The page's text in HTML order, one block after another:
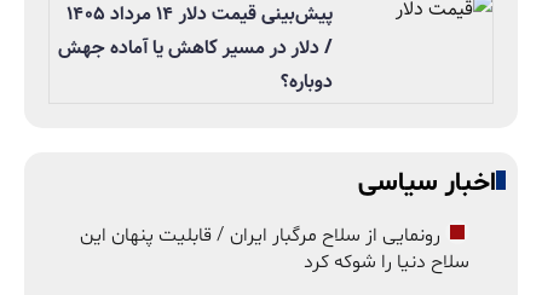
پیش‌بینی قیمت دلار ۱۴ مرداد ۱۴۰۵
/ دلار در مسیر کاهش یا آماده جهش
دوباره؟
اخبار سیاسی
رونمایی از سلاح مرگبار ایران / قابلیت پنهان این
سلاح دنیا را شوکه کرد